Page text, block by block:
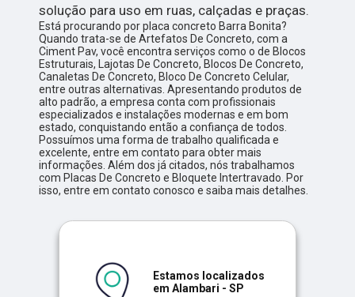
solução para uso em ruas, calçadas e praças.
Está procurando por placa concreto Barra Bonita?
Quando trata-se de Artefatos De Concreto, com a
Ciment Pav, você encontra serviços como o de Blocos
Estruturais, Lajotas De Concreto, Blocos De Concreto,
Canaletas De Concreto, Bloco De Concreto Celular,
entre outras alternativas. Apresentando produtos de
alto padrão, a empresa conta com profissionais
especializados e instalações modernas e em bom
estado, conquistando então a confiança de todos.
Possuímos uma forma de trabalho qualificada e
excelente, entre em contato para obter mais
informações. Além dos já citados, nós trabalhamos
com Placas De Concreto e Bloquete Intertravado. Por
isso, entre em contato conosco e saiba mais detalhes.
Estamos localizados
em Alambari - SP